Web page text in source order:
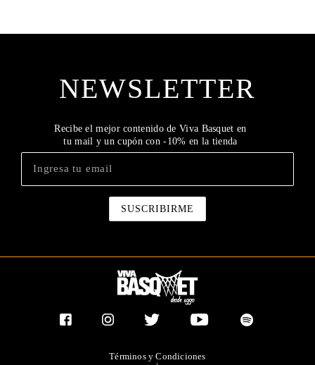
NEWSLETTER
Recibe el mejor contenido de Viva Basquet en
tu mail y un cupón con -10% en la tienda
Términos y Condiciones